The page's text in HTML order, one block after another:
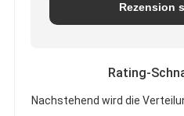
Rezension
Rating-
Nachstehend wird die